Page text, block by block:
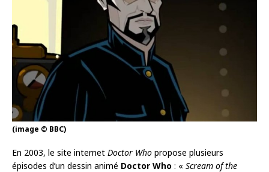
(image © BBC)
En 2003, le site internet Doctor Who propose plusieurs
épisodes d’un dessin animé Doctor Who : « Scream of the